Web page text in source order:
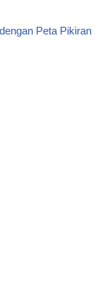
Peta Pikiran